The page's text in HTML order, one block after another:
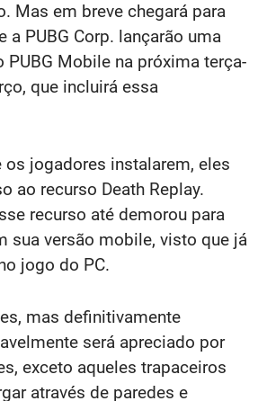
Mas em breve chegará para
a PUBG Corp. lançarão uma
PUBG Mobile na próxima terça-
que incluirá essa
os jogadores instalarem, eles
ao recurso Death Replay.
recurso até demorou para
sua versão mobile, visto que já
jogo do PC.
mas definitivamente
será apreciado por
exceto aqueles trapaceiros
através de paredes e